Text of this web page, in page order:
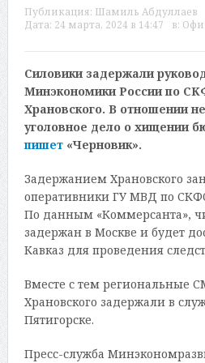
Публикация: Шамиль Абдуллаев
Дата: 24 марта, 2024 в 14:47 в:
Силовики задержали
Минэкономики России по
Храновского. В отношении
уголовное дело о хищении
пишет«Черновик».
Задержанием Храновского
оперативники ГУ МВД по
По данным «Коммерсанта»,
задержан в Москве и будет
Кавказ для проведения
Вместе с тем региональные
Храновского задержали в
Пятигорске.
Пресс-служба